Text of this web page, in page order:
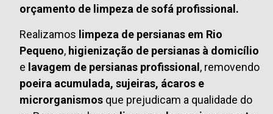
orçamento de limpeza de sofá profissional.
Realizamos limpeza de persianas em Rio
Pequeno, higienização de persianas à domicílio
e lavagem de persianas profissional, removendo
poeira acumulada, sujeiras, ácaros e
microrganismos que prejudicam a qualidade do